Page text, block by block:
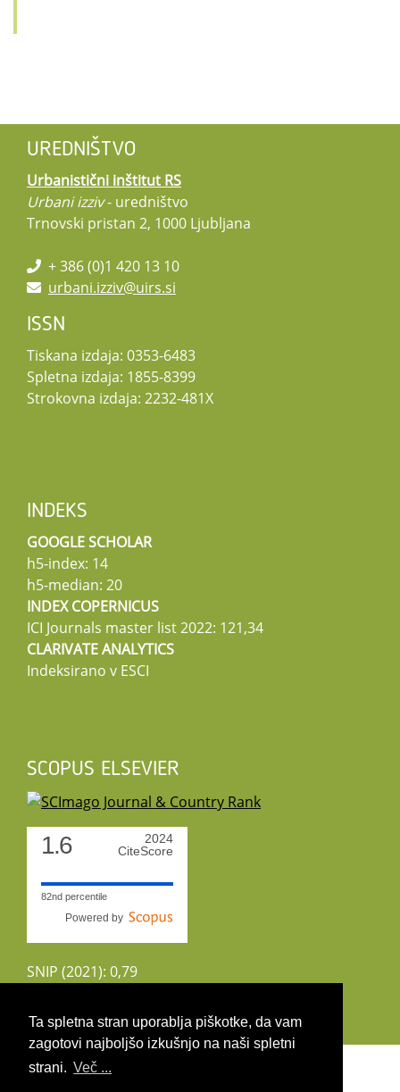
Ta spletna stran uporablja piškotke, da vam
zagotovi najboljšo izkušnjo na naši spletni
strani. Več ...
UREDNIŠTVO
Urbanistični inštitut RS
Urbani izziv- uredništvo
Trnovski pristan 2, 1000 Ljubljana
+ 386 (0)1 420 13 10
urbani.izziv@uirs.si
ISSN
Tiskana izdaja: 0353-6483
Spletna izdaja: 1855-8399
Strokovna izdaja: 2232-481X
INDEKS
GOOGLE SCHOLAR
h5-index: 14
h5-median: 20
INDEX COPERNICUS
ICI Journals master list 2022: 121,34
CLARIVATE ANALYTICS
Indeksirano v ESCI
SCOPUS ELSEVIER
1.6
2024
CiteScore
82nd percentile
Powered by
SNIP (2021): 0,79